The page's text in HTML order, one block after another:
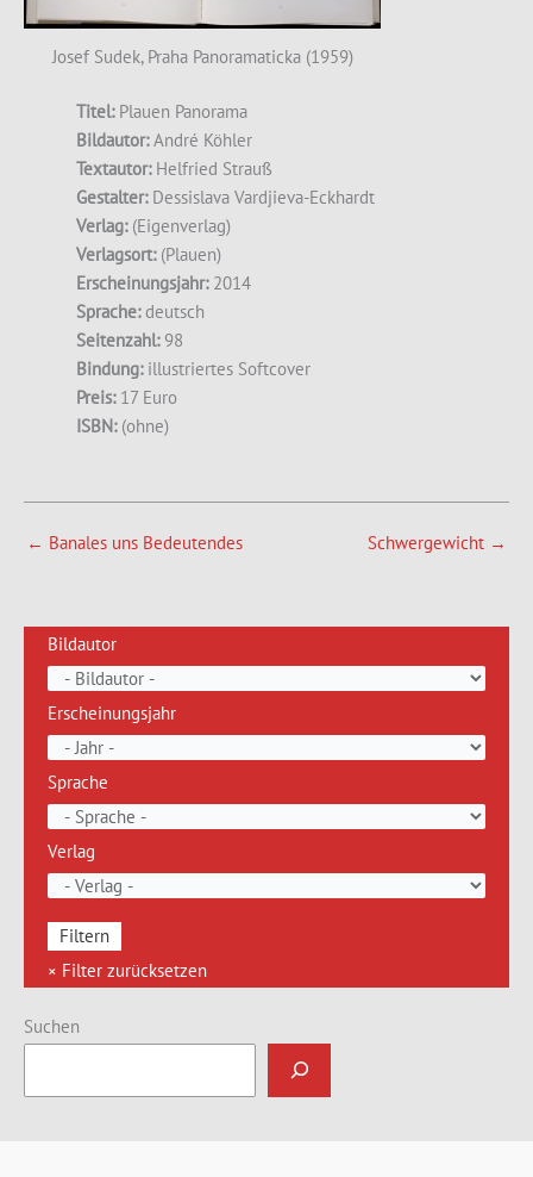
Josef Sudek, Praha Panoramaticka (1959)
Titel: Plauen Panorama
Bildautor:André Köhler
Textautor: Helfried Strauß
Gestalter: Dessislava Vardjieva-Eckhardt
Verlag: (Eigenverlag)
Verlagsort: (Plauen)
Erscheinungsjahr: 2014
Sprache:deutsch
Seitenzahl: 98
Bindung: illustriertes Softcover
Preis: 17 Euro
ISBN: (ohne)
← Banales uns Bedeutendes Schwergewicht →
Bildautor
Erscheinungsjahr
Sprache
Verlag
Suchen